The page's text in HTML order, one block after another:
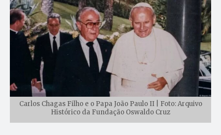
Carlos Chagas Filho e o Papa João Paulo II | Foto: Arquivo
Histórico da Fundação Oswaldo Cruz